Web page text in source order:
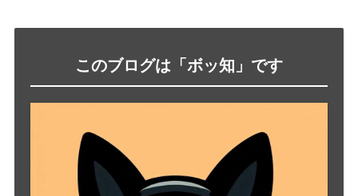
このブログは「ボッ知」です